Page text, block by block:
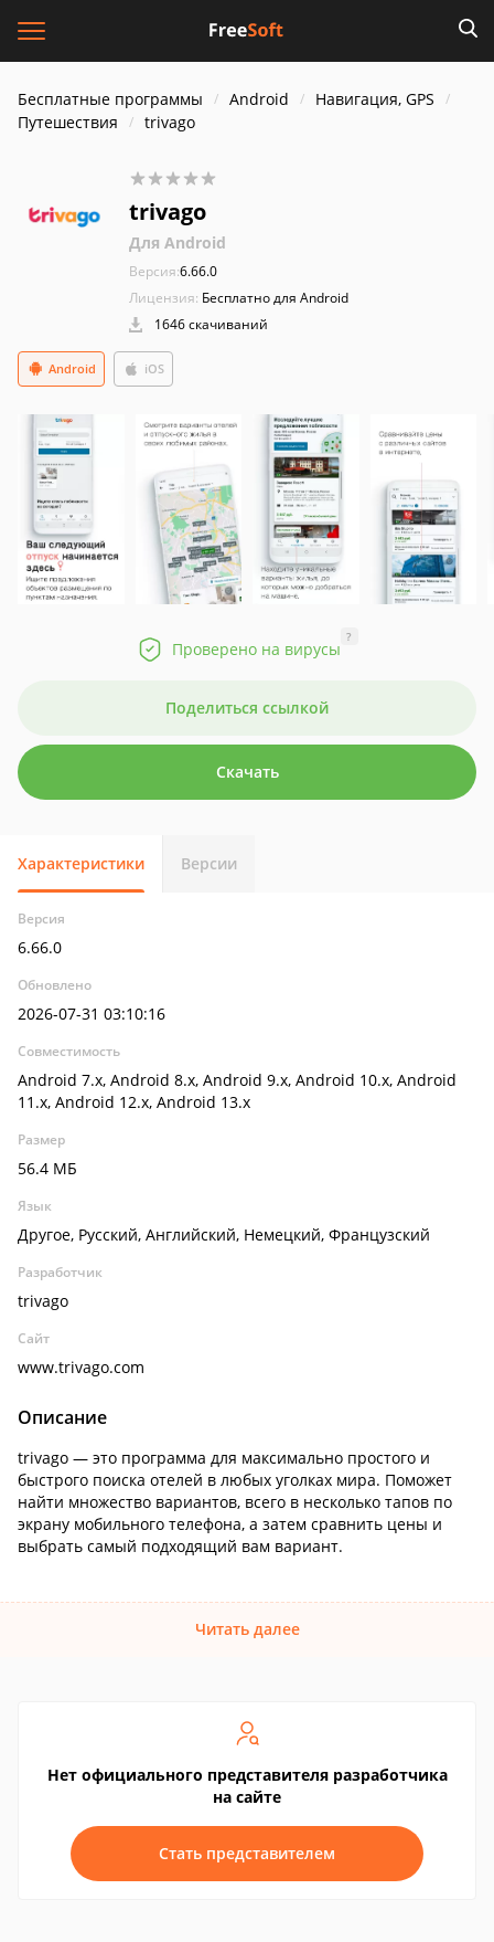
Бесплатные программы Android
Навигация, GPS
Путешествия
trivago
trivago
Для Android
Версия:6.66.0
Лицензия: Бесплатно для Android
1646 скачиваний
Android iOS
Проверено на вирусы
?
Поделиться ссылкой
Скачать
Характеристики Версии
Версия
6.66.0
Обновлено
2026-07-31 03:10:16
Совместимость
Android 7.x, Android 8.x, Android 9.x, Android 10.x, Android
11.x, Android 12.x, Android 13.x
Размер
56.4 МБ
Язык
Другое, Русский, Английский, Немецкий, Французский
Разработчик
trivago
Сайт
www.trivago.com
Описание
trivago — это программа для максимально простого и
быстрого поиска отелей в любых уголках мира. Поможет
найти множество вариантов, всего в несколько тапов по
экрану мобильного телефона, а затем сравнить цены и
выбрать самый подходящий вам вариант.
Читать далее
Нет официального представителя разработчика
на сайте
Стать представителем